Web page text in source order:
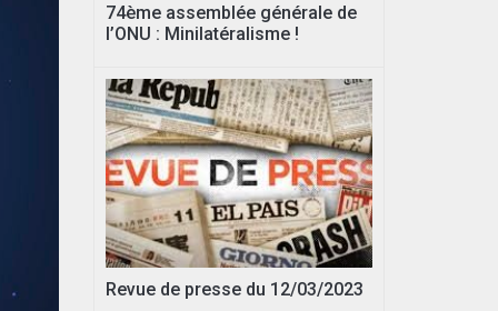
74ème assemblée générale de
l’ONU : Minilatéralisme !
Revue de presse du 12/03/2023